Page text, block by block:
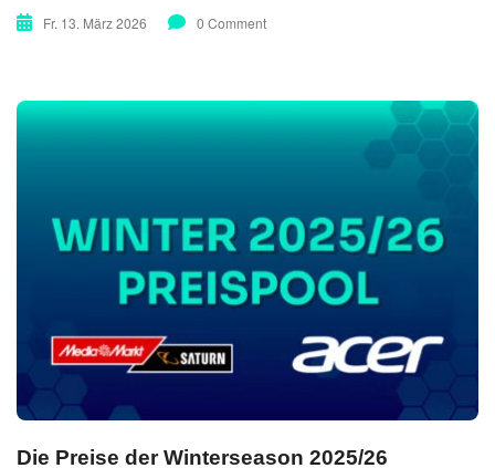
Fr. 13. März 2026 0 Comment
Die Preise der Winterseason 2025/26